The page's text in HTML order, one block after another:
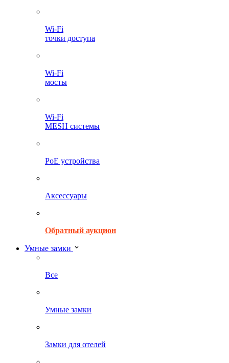
Wi-Fi
точки доступа
Wi-Fi
мосты
Wi-Fi
MESH системы
PoE устройства
Аксессуары
Обратный аукцион
Умные замки
Все
Умные замки
Замки для отелей